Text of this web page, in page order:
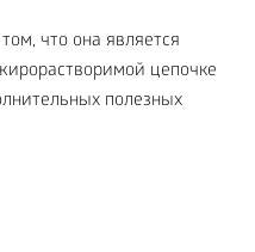
что она является
цепочке
полезных